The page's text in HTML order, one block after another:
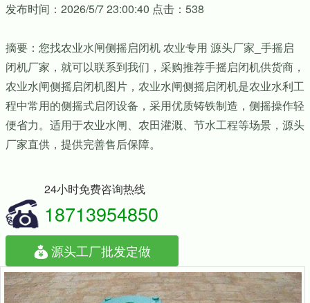
发布时间：2026/5/7 23:00:40 点击：538
摘要：您找农业水闸侧摇启闭机 农业专用 源头厂家_手摇启
闭机厂家，就可以联系到我们，采购推荐手摇启闭机供货商，
农业水闸侧摇启闭机图片，农业水闸侧摇启闭机是农业水利工
程中常用的侧摇式启闭设备，采用优质铸铁制造，侧摇操作轻
便省力。适用于农业水闸、农田灌溉、节水工程等场景，源头
厂家直供，提供完善售后保障。
24小时免费咨询热线
18713954850
源头工厂批发定做